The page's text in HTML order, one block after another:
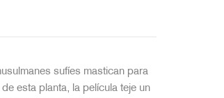
sufíes mastican para
esta planta, la película teje un